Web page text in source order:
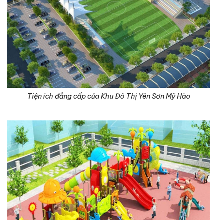
Tiện ích đẳng cấp của Khu Đô Thị Yên Sơn Mỹ Hào